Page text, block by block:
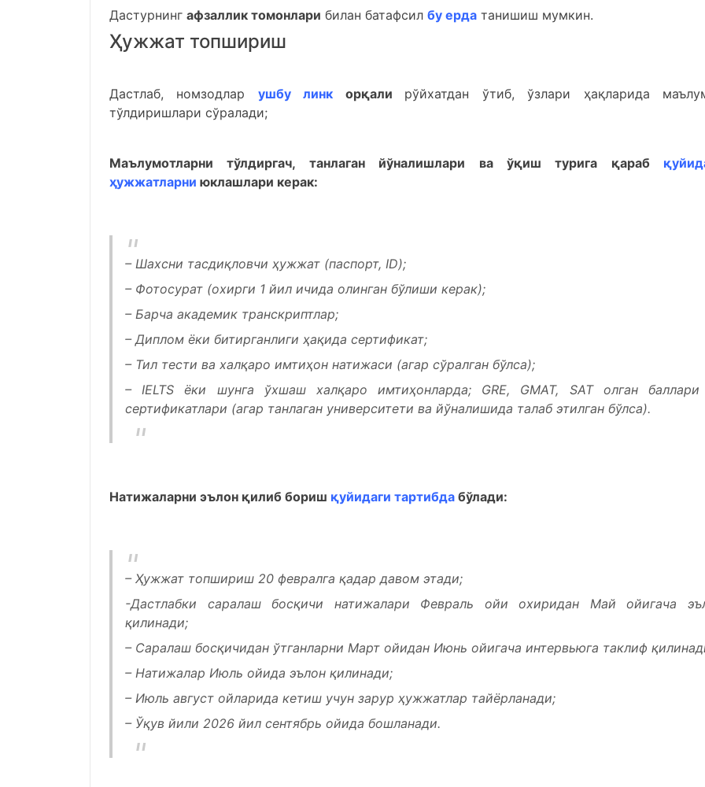
Дастурнинг афзаллик томонлари билан батафсил бу ерда танишиш мумкин.
Ҳужжат топшириш
Дастлаб, номзодлар ушбу линк орқали рўйхатдан ўтиб, ўзлари ҳақларида
тўлдиришлари сўралади;
Маълумотларни тўлдиргач, танлаган йўналишлари ва ўқиш турига қараб
ҳужжатларни юклашлари керак:
– Шахсни тасдиқловчи ҳужжат (паспорт, ID);
– Фотосурат (охирги 1 йил ичида олинган бўлиши керак);
– Барча академик транскриптлар;
– Диплом ёки битирганлиги ҳақида сертификат;
– Тил тести ва халқаро имтиҳон натижаси (агар сўралган бўлса);
– IELTS ёки шунга ўхшаш халқаро имтиҳонларда; GRE, GMAT, SАТ олган
сертификатлари (агар танлаган университети ва йўналишида талаб этилган бўлса).
Натижаларни эълон қилиб бориш қуйидаги тартибда бўлади:
– Ҳужжат топшириш 20 февралга қадар давом этади;
-Дастлабки саралаш босқичи натижалари Февраль ойи охиридан Май ойигача
қилинади;
– Саралаш босқичидан ўтганларни Март ойидан Июнь ойигача интервьюга таклиф
– Натижалар Июль ойида эълон қилинади;
– Июль август ойларида кетиш учун зарур ҳужжатлар тайёрланади;
– Ўқув йили 2026 йил сентябрь ойида бошланади.